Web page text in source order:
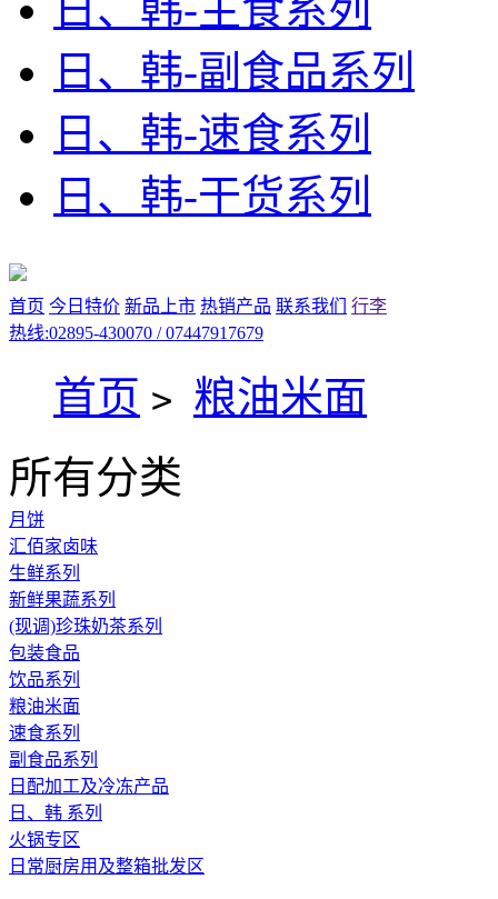
日、韩-副食品系列
日、韩-速食系列
日、韩-干货系列
首页 今日特价 新品上市 热销产品 联系我们
行李
热线:02895-430070 / 07447917679
首页 > 粮油米面
所有分类
月饼
汇佰家卤味
生鲜系列
新鲜果蔬系列
(现调)珍珠奶茶系列
包装食品
饮品系列
粮油米面
速食系列
副食品系列
日配加工及冷冻产品
日、韩 系列
火锅专区
日常厨房用及整箱批发区